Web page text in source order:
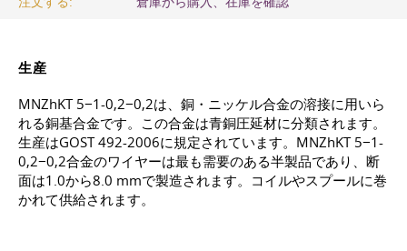
生産
MNZhKT 5−1-0,2−0,2は、銅・ニッケル合金の溶接に用いら
れる銅基合金です。この合金は青銅圧延材に分類されます。
生産はGOST 492-2006に規定されています。MNZhKT 5−1-
0,2−0,2合金のワイヤーは最も需要のある半製品であり、断
面は1.0から8.0 mmで製造されます。コイルやスプールに巻
かれて供給されます。